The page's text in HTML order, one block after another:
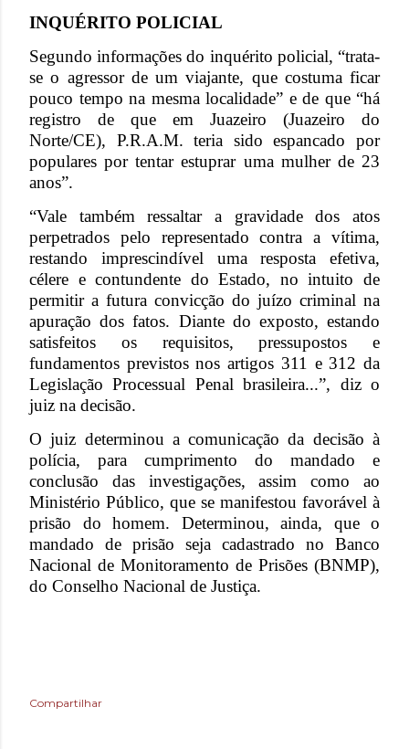
INQUÉRITO POLICIAL
Segundo informações do inquérito policial, “trata-
se o agressor de um viajante, que costuma ficar
pouco tempo na mesma localidade” e de que “há
registro de que em Juazeiro (Juazeiro do
Norte/CE), P.R.A.M. teria sido espancado por
populares por tentar estuprar uma mulher de 23
anos”.
“Vale também ressaltar a gravidade dos atos
perpetrados pelo representado contra a vítima,
restando imprescindível uma resposta efetiva,
célere e contundente do Estado, no intuito de
permitir a futura convicção do juízo criminal na
apuração dos fatos. Diante do exposto, estando
satisfeitos os requisitos, pressupostos e
fundamentos previstos nos artigos 311 e 312 da
Legislação Processual Penal brasileira...”, diz o
juiz na decisão.
O juiz determinou a comunicação da decisão à
polícia, para cumprimento do mandado e
conclusão das investigações, assim como ao
Ministério Público, que se manifestou favorável à
prisão do homem. Determinou, ainda, que o
mandado de prisão seja cadastrado no Banco
Nacional de Monitoramento de Prisões (BNMP),
do Conselho Nacional de Justiça.
Compartilhar